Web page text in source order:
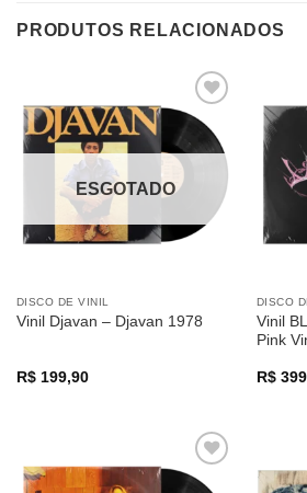
PRODUTOS RELACIONADOS
ESGOTADO
DISCO DE VINIL
Vinil Djavan – Djavan 1978
R$199,90
DISCO
Vinil
Pink
R$